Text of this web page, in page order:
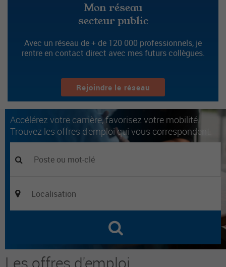
Mon réseau
secteur public
Avec un réseau de + de 120 000 professionnels, je
rentre en contact direct avec mes futurs collègues.
Rejoindre le réseau
Accélérez votre carrière, favorisez votre mobilité.
Trouvez les offres d'emploi qui vous correspondent.
Les offres d'emploi